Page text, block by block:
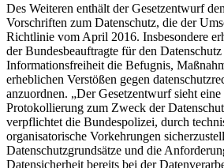
Des Weiteren enthält der Gesetzentwurf
Vorschriften zum Datenschutz, die der
Richtlinie vom April 2016. Insbesondere
der Bundesbeauftragte für den
Informationsfreiheit die Befugnis,
erheblichen Verstößen gegen
anzuordnen. „Der Gesetzentwurf sieht eine
Protokollierung zum Zweck der
verpflichtet die Bundespolizei, durch
organisatorische Vorkehrungen
Datenschutzgrundsätze und die
Datensicherheit bereits bei der